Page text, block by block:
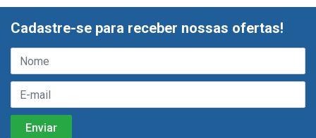
Cadastre-se para receber nossas ofertas!